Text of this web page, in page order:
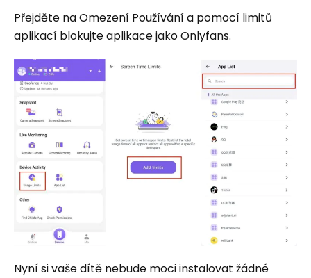
Přejděte na Omezení Používání a pomocí limitů
aplikací blokujte aplikace jako Onlyfans.
Nyní si vaše dítě nebude moci instalovat žádné